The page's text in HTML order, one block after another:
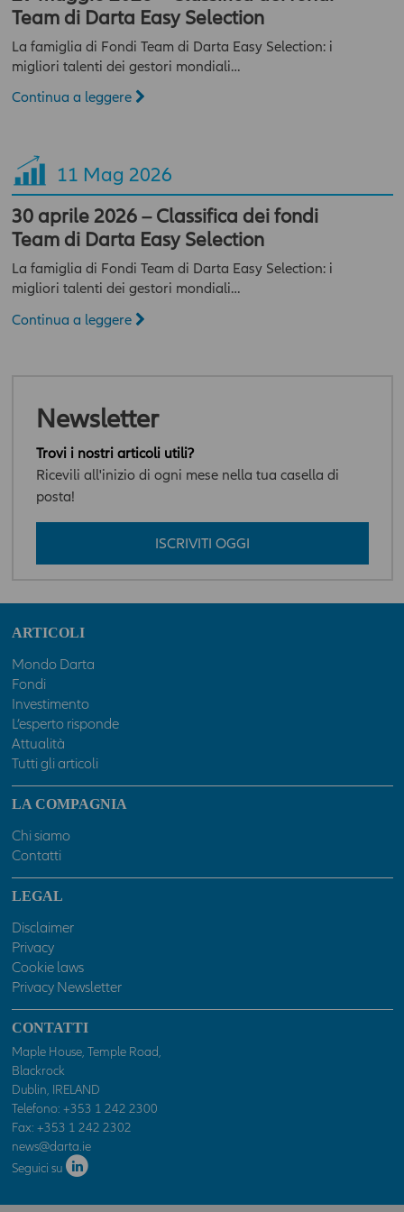
danneggiamento o perdita di programmi o altri dati dai propri
ATTENZIONE: Le dichiarazioni prodotte costituiscono
2000 e successive modifiche. Le dichiarazioni mendaci sono
senza riserva o eccezione alcuna e sotto la propria
responsabilità tutto quanto indicato sopra, nonché nelle
ulteriori specifiche avvertenze che potranno essere presenti in
sezioni o pagine del presente sito. In caso contrario l'accesso al
presente sito sarà negato.
Team di Darta Easy Selection
La famiglia di Fondi Team di Darta Easy Selection: i
migliori talenti dei gestori mondiali…
Continua a leggere
11 Mag 2026
30 aprile 2026 – Classifica dei fondi
Team di Darta Easy Selection
La famiglia di Fondi Team di Darta Easy Selection: i
migliori talenti dei gestori mondiali…
Continua a leggere
Newsletter
Trovi i nostri articoli utili?
Ricevili all'inizio di ogni mese nella tua casella di
posta!
ISCRIVITI OGGI
ARTICOLI
Mondo Darta
Fondi
Investimento
L’esperto risponde
Attualità
Tutti gli articoli
LA COMPAGNIA
Chi siamo
Contatti
LEGAL
Disclaimer
Privacy
Cookie laws
Privacy Newsletter
CONTATTI
Maple House, Temple Road,
Blackrock
Dublin, IRELAND
Telefono: +353 1 242 2300
Fax: +353 1 242 2302
news@darta.ie
Seguici su